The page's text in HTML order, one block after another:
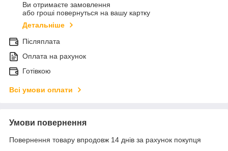
Ви отримаєте замовлення
або гроші повернуться на вашу картку
Детальніше
Післяплата
Оплата на рахунок
Готівкою
Всі умови оплати
Умови повернення
Повернення товару впродовж 14 днів за рахунок покупця